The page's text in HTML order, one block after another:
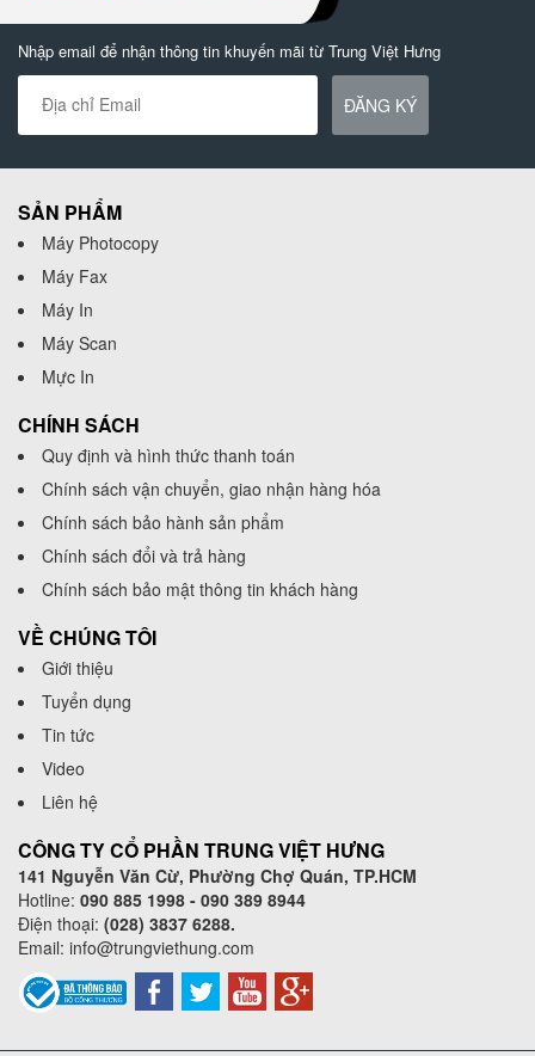
Nhập email để nhận thông tin khuyến mãi từ Trung Việt Hưng
ĐĂNG KÝ
SẢN PHẨM
Máy Photocopy
Máy Fax
Máy In
Máy Scan
Mực In
CHÍNH SÁCH
Quy định và hình thức thanh toán
Chính sách vận chuyển, giao nhận hàng hóa
Chính sách bảo hành sản phẩm
Chính sách đổi và trả hàng
Chính sách bảo mật thông tin khách hàng
VỀ CHÚNG TÔI
Giới thiệu
Tuyển dụng
Tin tức
Video
Liên hệ
CÔNG TY CỔ PHẦN TRUNG VIỆT HƯNG
141 Nguyễn Văn Cừ, Phường Chợ Quán, TP.HCM
Hotline: 090 885 1998 - 090 389 8944
Điện thoại: (028) 3837 6288.
Email: info@trungviethung.com